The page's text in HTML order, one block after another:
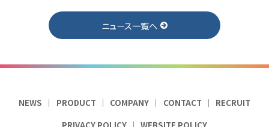
ニュース一覧へ
NEWS PRODUCT COMPANY CONTACT
RECRUIT